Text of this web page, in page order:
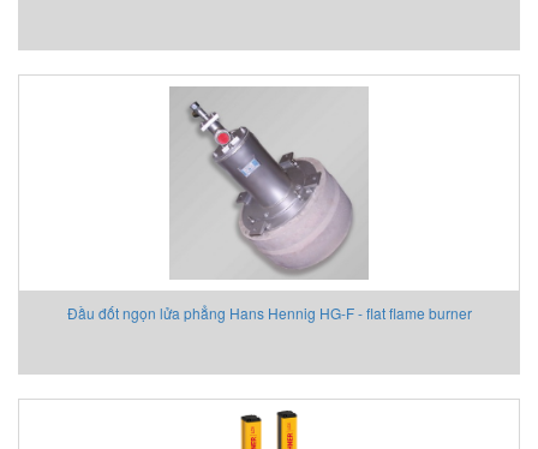
Đầu đốt ngọn lửa phẳng Hans Hennig HG-F - flat flame burner